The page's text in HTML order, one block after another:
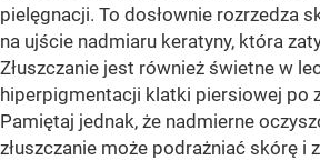
pielęgnacji. To dosłownie rozrzedza
na ujście nadmiaru keratyny, która
Złuszczanie jest również świetne w
hiperpigmentacji klatki piersiowej po
Pamiętaj jednak, że nadmierne
złuszczanie może podrażniać skórę i